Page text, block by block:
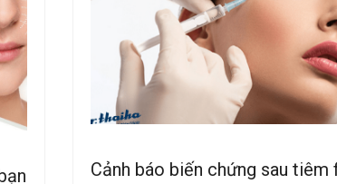
Cảnh báo biến chứng sau tiêm